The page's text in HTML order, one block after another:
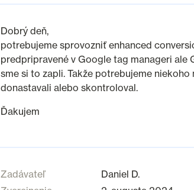
Dobrý deň,
potrebujeme sprovozniť enhanced
predpripravené v Google tag manageri ale
sme si to zapli. Takže potrebujeme
donastavali alebo skontroloval.
Ďakujem
Zadávateľ
Daniel D.